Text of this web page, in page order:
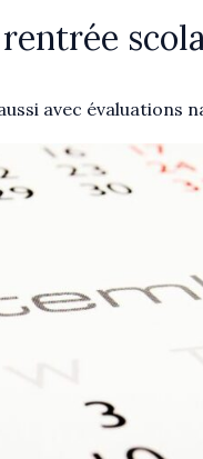
avec évaluations